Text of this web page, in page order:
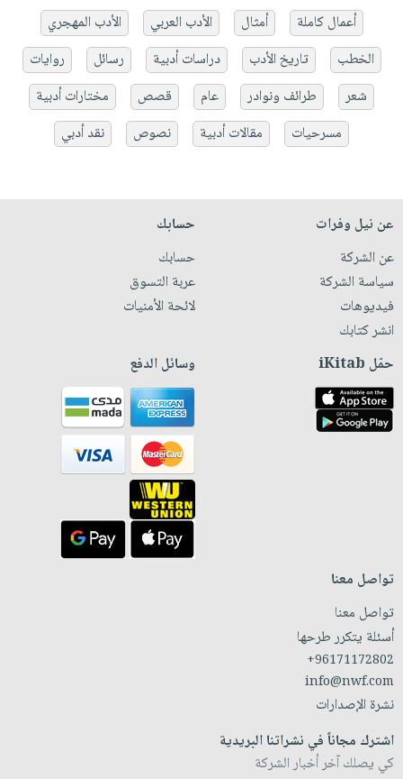
أعمال كاملة
أمثال الأدب العربي
الأدب المهجري
الخطب
تاريخ الأدب دراسات أدبية رسائل
روايات
شعر
طرائف ونوادر عام قصص
مختارات أدبية
مسرحيات
مقالات أدبية نصوص نقد أدبي
عن نيل وفرات
عن الشركة
سياسة الشركة
فيديوهات
انشر كتابك
حسابك
حسابك
عربة التسوق
لائحة الأمنيات
حمّل iKitab وسائل الدفع
تواصل معنا
تواصل معنا
أسئلة يتكرر طرحها
+96171172802
info@nwf.com
نشرة الإصدارات
اشترك مجاناً في نشراتنا البريدية
كي يصلك آخر أخبار الشركة